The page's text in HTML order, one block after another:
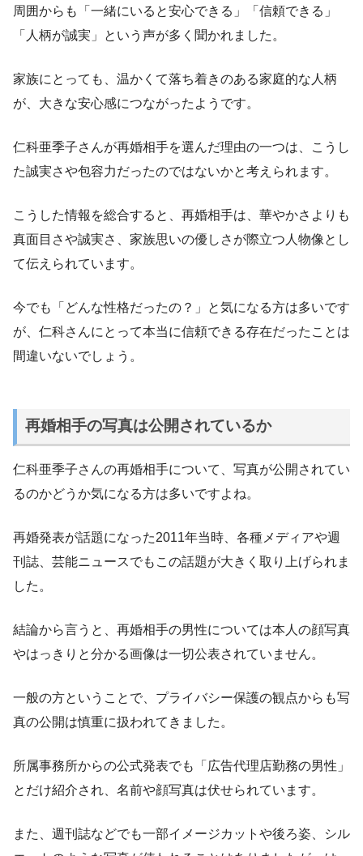
周囲からも「一緒にいると安心できる」「信頼できる」
「人柄が誠実」という声が多く聞かれました。
家族にとっても、温かくて落ち着きのある家庭的な人柄
が、大きな安心感につながったようです。
仁科亜季子さんが再婚相手を選んだ理由の一つは、こうし
た誠実さや包容力だったのではないかと考えられます。
こうした情報を総合すると、再婚相手は、華やかさよりも
真面目さや誠実さ、家族思いの優しさが際立つ人物像とし
て伝えられています。
今でも「どんな性格だったの？」と気になる方は多いです
が、仁科さんにとって本当に信頼できる存在だったことは
間違いないでしょう。
再婚相手の写真は公開されているか
仁科亜季子さんの再婚相手について、写真が公開されてい
るのかどうか気になる方は多いですよね。
再婚発表が話題になった2011年当時、各種メディアや週
刊誌、芸能ニュースでもこの話題が大きく取り上げられま
した。
結論から言うと、再婚相手の男性については本人の顔写真
やはっきりと分かる画像は一切公表されていません。
一般の方ということで、プライバシー保護の観点からも写
真の公開は慎重に扱われてきました。
所属事務所からの公式発表でも「広告代理店勤務の男性」
とだけ紹介され、名前や顔写真は伏せられています。
また、週刊誌などでも一部イメージカットや後ろ姿、シル